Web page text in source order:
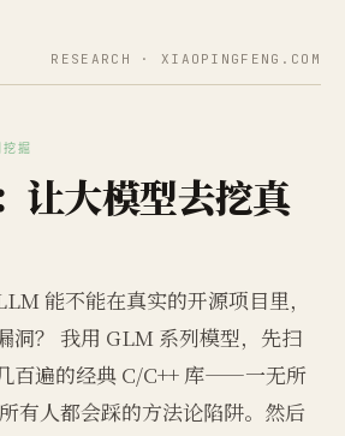
RESEARCH · XIAOPINGFENG.COM
掘
大模型去挖真
能不能在真实的开源项目里，
洞？ 我用 GLM 系列模型，先扫
百遍的经典 C/C++ 库——一无所
有人都会踩的方法论陷阱。然后